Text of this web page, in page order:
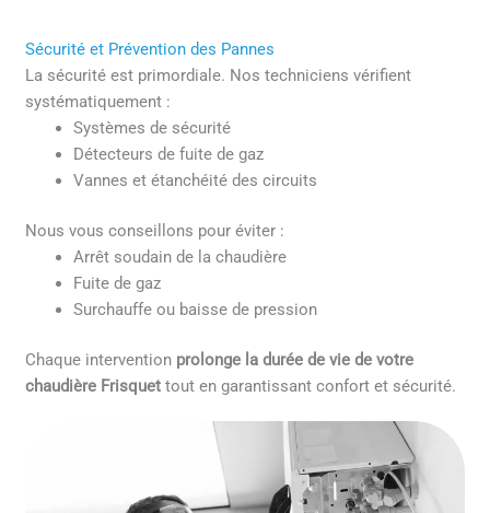
Sécurité et Prévention des Pannes
La sécurité est primordiale. Nos techniciens vérifient
systématiquement :
Systèmes de sécurité
Détecteurs de fuite de gaz
Vannes et étanchéité des circuits
Nous vous conseillons pour éviter :
Arrêt soudain de la chaudière
Fuite de gaz
Surchauffe ou baisse de pression
Chaque intervention prolonge la durée de vie de votre
chaudière Frisquet tout en garantissant confort et sécurité.